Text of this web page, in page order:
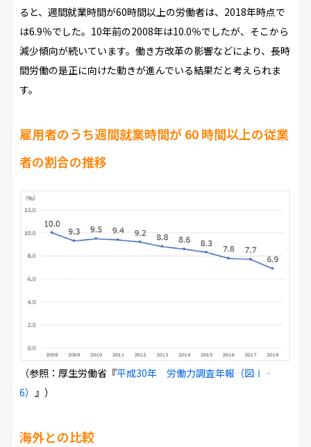
ると、週間就業時間が60時間以上の労働者は、2018年時点で
は6.9％でした。10年前の2008年は10.0％でしたが、そこから
減少傾向が続いています。働き方改革の影響などにより、長時
間労働の是正に向けた動きが進んでいる結果だと考えられま
す。
雇用者のうち週間就業時間が 60 時間以上の従業
者の割合の推移
（参照：厚生労働省『平成30年 労働力調査年報（図Ⅰ‐
6） 』）
海外との比較